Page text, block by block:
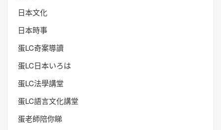
日本文化
日本時事
蛋LC奇案導讀
蛋LC日本いろは
蛋LC法學講堂
蛋LC語言文化講堂
蛋老師陪你睇